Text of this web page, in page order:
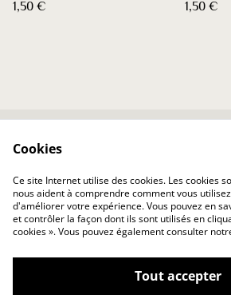
1,50 €
1,50 €
confidentialité
Cookies
Ce site Internet utilise des cookies. Les cookies
nous aident à comprendre comment vous
d'améliorer votre expérience. Vous pouvez en
et contrôler la façon dont ils sont utilisés en
cookies ». Vous pouvez également consulter
Tout accepter